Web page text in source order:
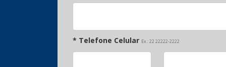
* Telefone Celular Ex.: 22 22222-2222